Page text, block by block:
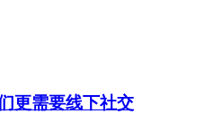
更需要线下社交